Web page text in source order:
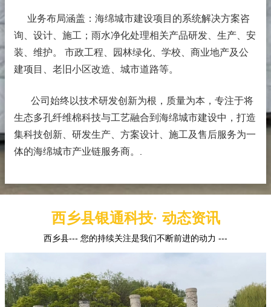
业务布局涵盖：海绵城市建设项目的系统解决方案咨
询、设计、施工；雨水净化处理相关产品研发、生产、安
装、维护。 市政工程、园林绿化、学校、商业地产及公
建项目、老旧小区改造、城市道路等。
公司始终以技术研发创新为根，质量为本，专注于将
生态多孔纤维棉科技与工艺融合到海绵城市建设中，打造
集科技创新、研发生产、方案设计、施工及售后服务为一
体的海绵城市产业链服务商。
西乡县银通科技· 动态资讯
西乡县--- 您的持续关注是我们不断前进的动力 ---